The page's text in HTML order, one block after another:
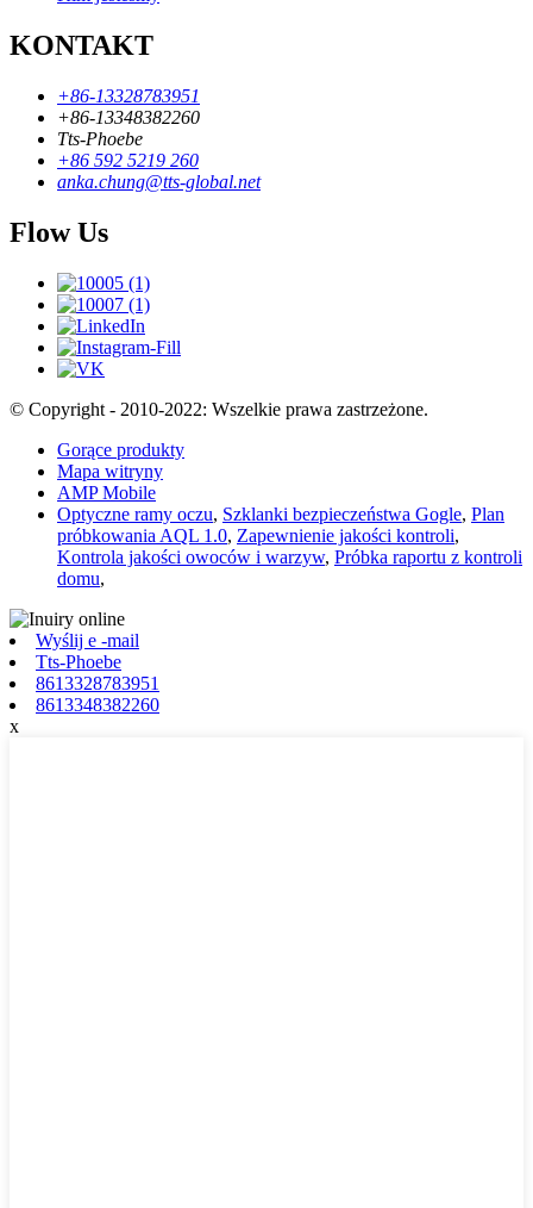
KONTAKT
+86-13328783951
+86-13348382260
Tts-Phoebe
+86 592 5219 260
anka.chung@tts-global.net
Flow Us
© Copyright - 2010-2022: Wszelkie prawa zastrzeżone.
Gorące produkty
Mapa witryny
AMP Mobile
Optyczne ramy oczu, Szklanki bezpieczeństwa Gogle, Plan
próbkowania AQL 1.0, Zapewnienie jakości kontroli,
Kontrola jakości owoców i warzyw, Próbka raportu z kontroli
domu,
Wyślij e -mail
Tts-Phoebe
8613328783951
8613348382260
x